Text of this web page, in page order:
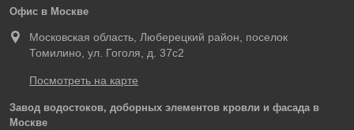
Офис в Москве
Московская область, Люберецкий район, поселок
Томилино, ул. Гоголя, д. 37с2
Посмотреть на карте
Завод водостоков, доборных элементов кровли и фасада в
Москве